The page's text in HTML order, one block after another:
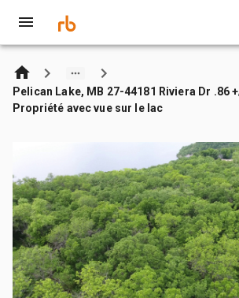
Pelican Lake, MB 27-44181 Riviera Dr .86
Propriété avec vue sur le lac